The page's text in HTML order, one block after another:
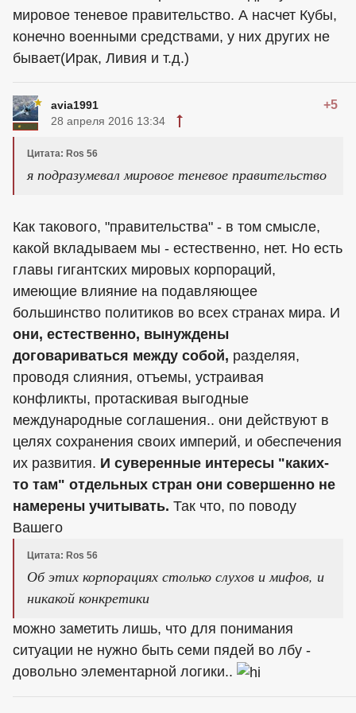
мировое теневое правительство. А насчет Кубы,
конечно военными средствами, у них других не
бывает(Ирак, Ливия и т.д.)
avia1991 +5
28 апреля 2016 13:34
Цитата: Ros 56
я подразумевал мировое теневое правительство
Как такового, "правительства" - в том смысле,
какой вкладываем мы - естественно, нет. Но есть
главы гигантских мировых корпораций,
имеющие влияние на подавляющее
большинство политиков во всех странах мира. И
они, естественно, вынуждены
договариваться между собой, разделяя,
проводя слияния, отъемы, устраивая
конфликты, протаскивая выгодные
международные соглашения.. они действуют в
целях сохранения своих империй, и обеспечения
их развития. И суверенные интересы "каких-
то там" отдельных стран они совершенно не
намерены учитывать. Так что, по поводу
Вашего
Цитата: Ros 56
Об этих корпорациях столько слухов и мифов, и
никакой конкретики
можно заметить лишь, что для понимания
ситуации не нужно быть семи пядей во лбу -
довольно элементарной логики..